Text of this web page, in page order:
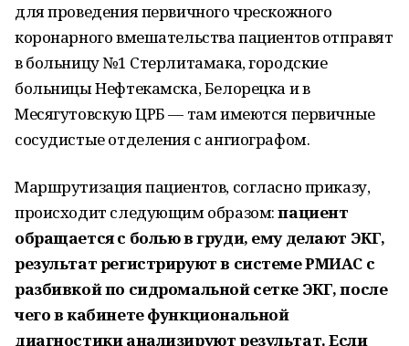
для проведения первичного чрескожного
коронарного вмешательства пациентов отправят
в больницу №1 Стерлитамака, городские
больницы Нефтекамска, Белорецка и в
Месягутовскую ЦРБ — там имеются первичные
сосудистые отделения с ангиографом.
Маршрутизация пациентов, согласно приказу,
происходит следующим образом:пациент
обращается с болью в груди, ему делают ЭКГ,
результат регистрируют в системе РМИАС с
разбивкой по сидромальной сетке ЭКГ, после
чего в кабинете функциональной
диагностики анализируют результат. Если